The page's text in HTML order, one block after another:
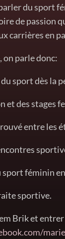
du sport
de passion
carrières en
on parle donc:
sport dès la
et des stages
entre les
sport féminin
sportive.
Brik et entrer